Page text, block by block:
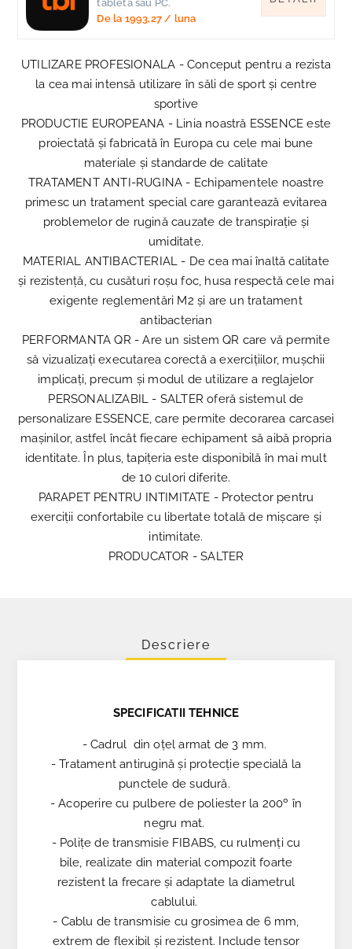
tableta sau PC.
De la 1993,27 / luna
UTILIZARE PROFESIONALA - Conceput pentru a rezista
la cea mai intensă utilizare în săli de sport și centre
sportive
PRODUCTIE EUROPEANA - Linia noastră ESSENCE este
proiectată și fabricată în Europa cu cele mai bune
materiale și standarde de calitate
TRATAMENT ANTI-RUGINA - Echipamentele noastre
primesc un tratament special care garantează evitarea
problemelor de rugină cauzate de transpirație și
umiditate.
MATERIAL ANTIBACTERIAL - De cea mai înaltă calitate
și rezistență, cu cusături roșu foc, husa respectă cele mai
exigente reglementări M2 și are un tratament
antibacterian
PERFORMANTA QR - Are un sistem QR care vă permite
să vizualizați executarea corectă a exercițiilor, mușchii
implicați, precum și modul de utilizare a reglajelor
PERSONALIZABIL - SALTER oferă sistemul de
personalizare ESSENCE, care permite decorarea carcasei
mașinilor, astfel încât fiecare echipament să aibă propria
identitate. În plus, tapițeria este disponibilă în mai mult
de 10 culori diferite.
PARAPET PENTRU INTIMITATE - Protector pentru
exerciții confortabile cu libertate totală de mișcare și
intimitate.
PRODUCATOR - SALTER
Descriere
SPECIFICATII TEHNICE
- Cadrul din oțel armat de 3 mm.
- Tratament antirugină și protecție specială la
punctele de sudură.
- Acoperire cu pulbere de poliester la 200º în
negru mat.
- Polițe de transmisie FIBABS, cu rulmenți cu
bile, realizate din material compozit foarte
rezistent la frecare și adaptate la diametrul
cablului.
- Cablu de transmisie cu grosimea de 6 mm,
extrem de flexibil și rezistent. Include tensor